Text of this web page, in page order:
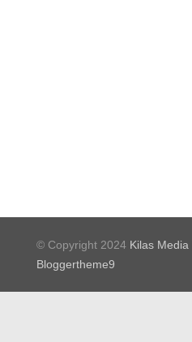
© Copyright 2024 Kilas Media
Bloggertheme9